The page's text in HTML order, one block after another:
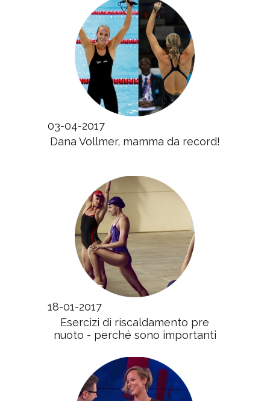
03-04-2017
Dana Vollmer, mamma da record!
18-01-2017
Esercizi di riscaldamento pre
nuoto - perché sono importanti